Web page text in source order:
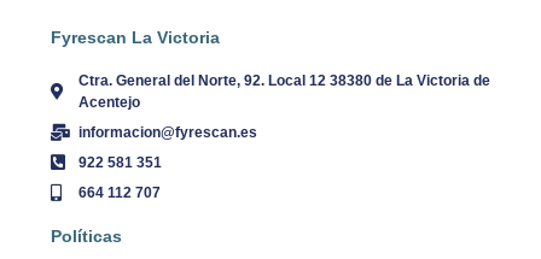
Fyrescan La Victoria
Ctra. General del Norte, 92. Local 12 38380 de La Victoria de
Acentejo
informacion@fyrescan.es
922 581 351
664 112 707
Políticas